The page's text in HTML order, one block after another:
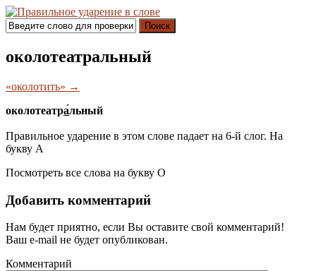
Поиск
околотеатральный
«околотить» →
околотеатра́льный
Правильное ударение в этом слове падает на 6-й слог. На
букву А
Посмотреть все слова на букву О
Добавить комментарий
Нам будет приятно, если Вы оставите свой комментарий!
Ваш e-mail не будет опубликован.
Комментарий